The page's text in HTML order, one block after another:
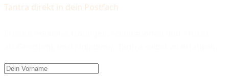
Tantra direkt in dein Postfach